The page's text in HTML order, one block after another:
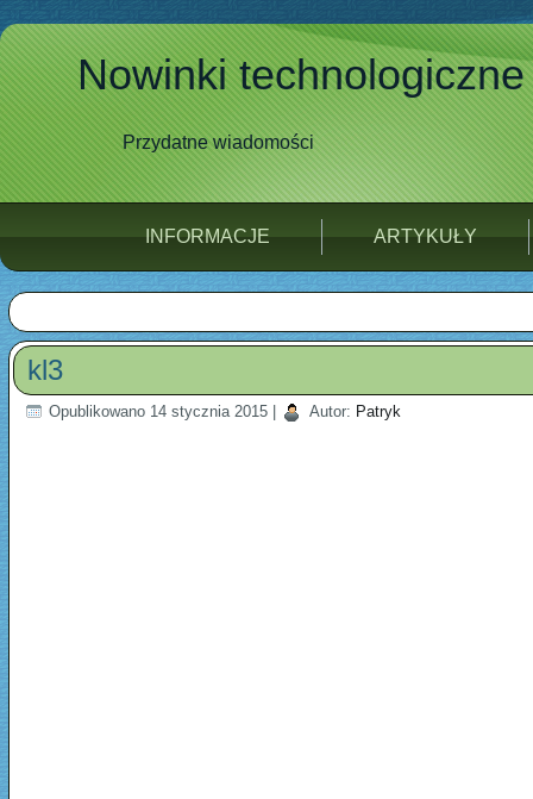
Nowinki technologiczne
Przydatne wiadomości
INFORMACJE ARTYKUŁY
kl3
Opublikowano 14 stycznia 2015 Autor: Patryk